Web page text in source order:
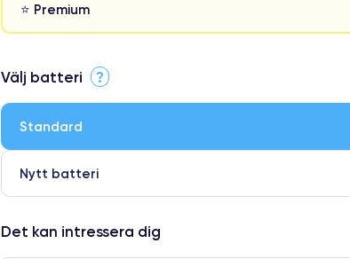
⭐ Premium
⭐ Premium
Välj batteri ?
Standard
Nytt batteri
Det kan intressera dig